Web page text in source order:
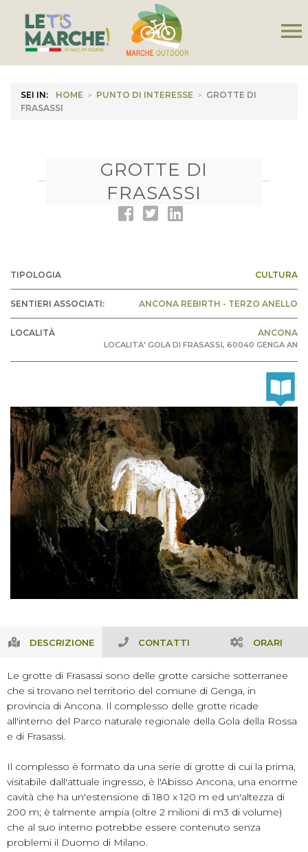
menu
SEI IN: HOME > PUNTO DI INTERESSE > GROTTE DI
FRASASSI
GROTTE DI
FRASASSI
TIPOLOGIA CULTURA
SENTIERI ASSOCIATI: ANCONA REBIRTH - TERZO ANELLO
LOCALITÀ ANCONA
LOCALITA' GOLA DI FRASASSI, 60040 GENGA AN
DESCRIZIONE CONTATTI ORARI
Le grotte di Frasassi sono delle grotte carsiche sotterranee
che si trovano nel territorio del comune di Genga, in
provincia di Ancona. Il complesso delle grotte ricade
all'interno del Parco naturale regionale della Gola della Rossa
e di Frasassi.
Il complesso è formato da una serie di grotte di cui la prima,
visitabile dall'attuale ingresso, è l'Abisso Ancona, una enorme
cavità che ha un'estensione di 180 x 120 m ed un'altezza di
200 m; è talmente ampia (oltre 2 milioni di m3 di volume)
che al suo interno potrebbe essere contenuto senza
problemi il Duomo di Milano.